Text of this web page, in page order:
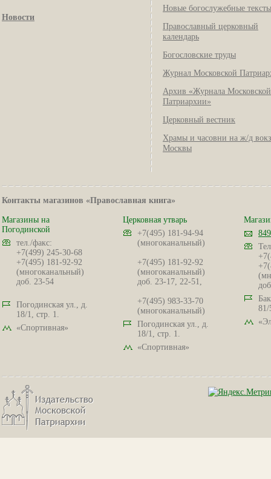
Новости
Новые богослужебные тексты
Православный церковный
календарь
Богословские труды
Журнал Московской
Архив «Журнала Московской
Патриархии»
Церковный вестник
Храмы и часовни на ж/д
Москвы
Контакты магазинов «Православная книга»
Магазины на
Погодинской
тел./факс:
+7(499) 245-30-68
+7(495) 181-92-92
(многоканальный)
доб. 23-54
Погодинская ул., д.
18/1, стр. 1.
«Спортивная»
Церковная утварь
+7(495) 181-94-94
(многоканальный)
+7(495) 181-92-92
(многоканальный)
доб. 23-17, 22-51,
+7(495) 983-33-70
(многоканальный)
Погодинская ул., д.
18/1, стр. 1.
«Спортивная»
81/